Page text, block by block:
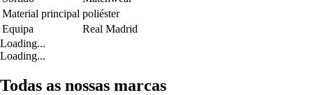
Material principal poliéster
Equipa
Real Madrid
Loading...
Loading...
Todas as nossas marcas